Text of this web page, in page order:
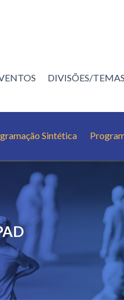
DIVISÕES/TEMAS
Sintética